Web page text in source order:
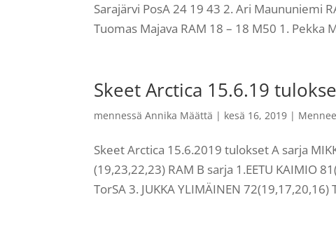
Sarajärvi PosA 24 19 43 2. Ari Maununiemi
Tuomas Majava RAM 18 – 18 M50 1. Pekka
Skeet Arctica 15.6.19
mennessäAnnika Määttä | kesä 16, 2019 |
Skeet Arctica 15.6.2019 tulokset A sarja
(19,23,22,23) RAM B sarja 1.EETU KAIMIO
TorSA 3. JUKKA YLIMÄINEN 72(19,17,20,16)